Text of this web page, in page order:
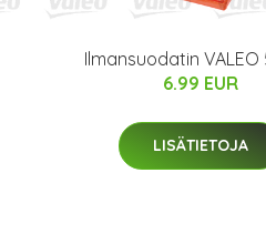
Ilmansuodatin VALEO
6.99 EUR
LISÄTIETOJA